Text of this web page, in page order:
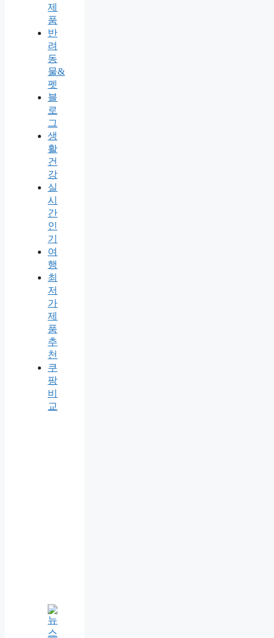
제
품
반
려
동
물&
펫
블
로
그
생
활
건
강
실
시
간
인
기
여
행
최
저
가
제
품
추
천
쿠
팡
비
교